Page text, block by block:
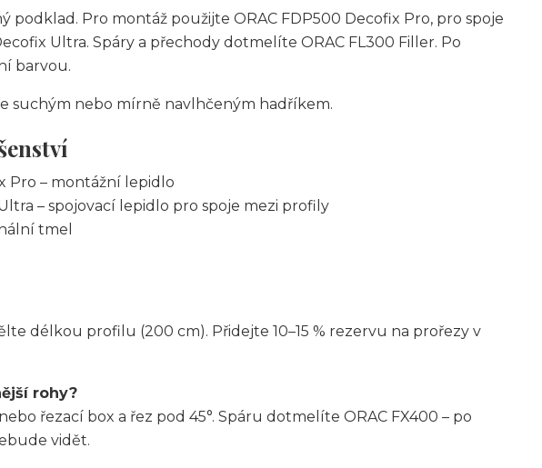
podklad. Pro montáž použijte ORAC FDP500 Decofix Pro, pro spoje
Ultra. Spáry a přechody dotmelíte ORAC FL300 Filler. Po
barvou.
suchým nebo mírně navlhčeným hadříkem.
Pro – montážní lepidlo
– spojovací lepidlo pro spoje mezi profily
tmel
délkou profilu (200 cm). Přidejte 10–15 % rezervu na prořezy v
rohy?
řezací box a řez pod 45°. Spáru dotmelíte ORAC FX400 – po
vidět.